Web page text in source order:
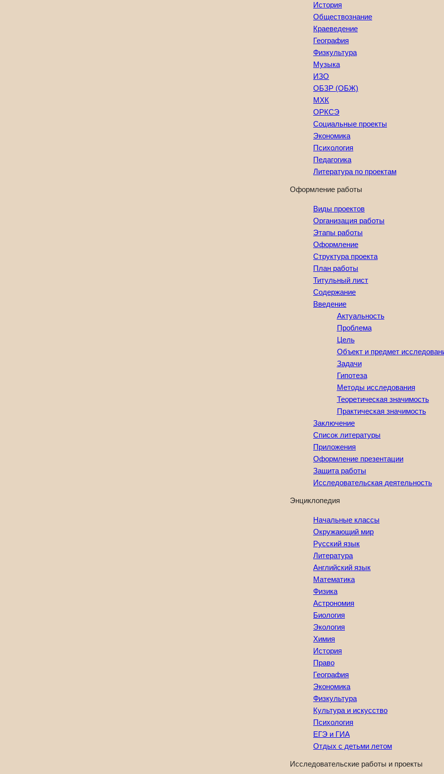
История
Обществознание
Краеведение
География
Физкультура
Музыка
ИЗО
ОБЗР (ОБЖ)
МХК
ОРКСЭ
Социальные проекты
Экономика
Психология
Педагогика
Литература по проектам
Оформление работы
Виды проектов
Организация работы
Этапы работы
Оформление
Структура проекта
План работы
Титульный лист
Содержание
Введение
Актуальность
Проблема
Цель
Объект и предмет
Задачи
Гипотеза
Методы исследования
Теоретическая значимость
Практическая значимость
Заключение
Список литературы
Приложения
Оформление презентации
Защита работы
Исследовательская деятельность
Энциклопедия
Начальные классы
Окружающий мир
Русский язык
Литература
Английский язык
Математика
Физика
Астрономия
Биология
Экология
Химия
История
Право
География
Экономика
Физкультура
Культура и искусство
Психология
ЕГЭ и ГИА
Отдых с детьми летом
Исследовательские работы и проекты